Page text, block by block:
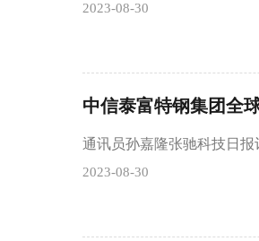
2023-08-30
中信泰富特钢集团全
通讯员孙嘉隆张驰科技日报
2023-08-30